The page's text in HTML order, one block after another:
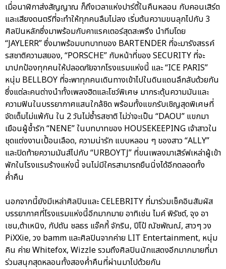
เมื่อนาฬิกาส่งสัญญาณ ก็ถึงเวลาแห่งปาร์ตี้ในคืนหลอน กับคอนเสิร์ต
และเสียงดนตรีที่จะทำให้ทุกคนลืมไม่ลง เริ่มต้นความขนลุกไปกับ 3
ศิลปินหลักซึ่งมาพร้อมกับคาแรคเตอร์สุดสะพรึง นำทีมโดย
“JAYLERR” ซึ่งมาพร้อมบทบาทของ BARTENDER ที่จะมารังสรรค์
รสชาติความสยอง, “PORSCHE” กับหน้าที่ของ SECURITY ที่จะ
มาปกป้องทุกคนให้ปลอดภัยจากโรงแรมแห่งนี้ และ “ICE PARIS”
หนุ่ม BELLBOY ที่จะพาทุกคนเดินทางเข้าไปในดินแดนลึกลับด้วยกัน
ซึ่งแต่ละคนต่างนำทั้งเพลงฮิตและโชว์พิเศษ มากระตุ้นความมันและ
ความฟินในบรรยากาศแสนใกล้ชิด พร้อมทั้งแขกรับเชิญสุดพิเศษที่
จัดเต็มไม่แพ้กัน ใน 2 วันไม่ซ้ำรสชาติ ไม่ว่าจะเป็น “DAOU” แขกมา
เยือนผู้ช้ำรัก “NENE” ในบทบาทของ HOUSEKEEPING เจ้าสาวใน
ชุดแต่งงานเปื้อนเลือด, ความน่ารัก แบบหลอน ๆ ของสาว “ALLY”
และปิดท้ายความมันส์ไปกับ “URBOYTJ” ที่ขนเพลงมาเสิร์ฟเหล่าผู้เข้า
พักในโรงแรมร้างแห่งนี้ จนไม่มีใครสามารถยืนนิ่งได้อีกตลอดทั้ง
ค่ำคืน
นอกจากนี้ยังมีเหล่าศิลปินและ CELEBRITY ที่มาร่วมเช็คอินสัมผัส
บรรยากาศที่โรงแรมแห่งนี้อีกมากมาย อาทิเช่น ไมค์ พิรัชต์, จุง อา
เชน,ต้าเหนิง, กัปตัน ชลธร แจ๊คกี้ จักริน, ปีโป้ ณัชพัณณ์, สาวๆ วง
PiXXie, วง bamm และศิลปินจากค่าย LIT Entertainment, หนุ่ม
คิน ค่าย Whitefox, Wizzle รวมถึงศิลปินนักแสดงอีกมากมายที่มา
ร่วมสนุกสุดหลอนทั้งสองค่ำคืนที่ผ่านมาไปด้วยกัน